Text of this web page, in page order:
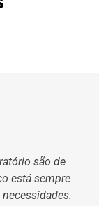
são de
está sempre